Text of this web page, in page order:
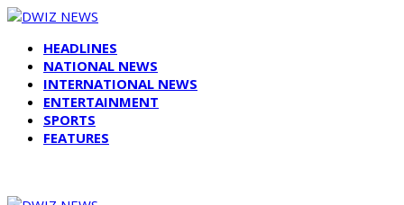
HEADLINES
NATIONAL NEWS
INTERNATIONAL NEWS
ENTERTAINMENT
SPORTS
FEATURES